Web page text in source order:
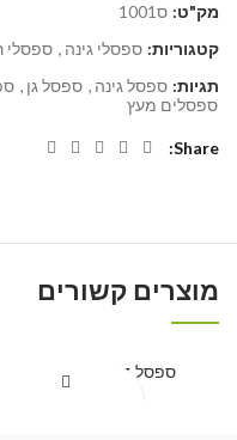
מק"ט: ס1001
קטגוריות: ספסלי גינה , ספסלי
תגיות: ספסל גינה , ספסל גן ,
ספסלים מעץ
Share
מוצרים קשורים
ספסל דגם ברילה ארוך